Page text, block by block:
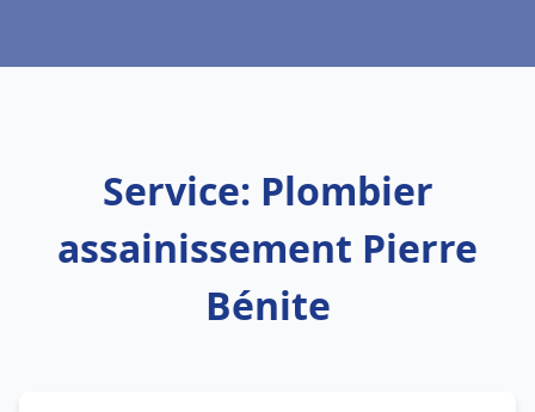
Service: Plombier
assainissement Pierre
Bénite